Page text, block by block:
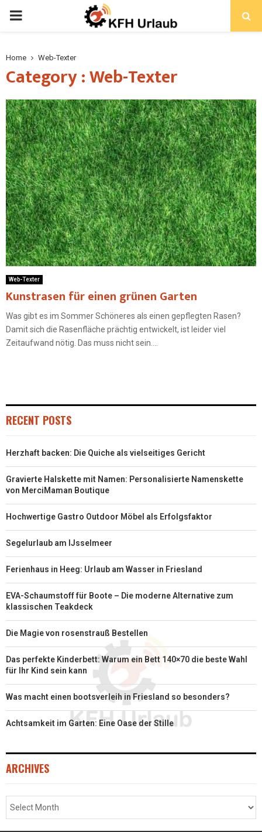
Home Web-Texter
Category : Web-Texter
Web-Texter
Kunstrasen für einen grünen Garten
Was gibt es im Sommer Schöneres als einen gepflegten Rasen?
Damit sich die Rasenfläche prächtig entwickelt, ist leider viel
Zeitaufwand nötig. Das muss nicht sein....
RECENT POSTS
Herzhaft backen: Die Quiche als vielseitiges Gericht
Gravierte Halskette mit Namen: Personalisierte Namenskette
von MerciMaman Boutique
Hochwertige Gastro Outdoor Möbel als Erfolgsfaktor
Segelurlaub am IJsselmeer
Ferienhaus in Heeg: Urlaub am Wasser in Friesland
EVA-Schaumstoff für Boote – Die moderne Alternative zum
klassischen Teakdeck
Die Magie von rosenstrauß Bestellen
Das perfekte Kinderbett: Warum ein Bett 140×70 die beste Wahl
für Ihr Kind sein kann
Was macht einen bootsverleih in Friesland so besonders?
Achtsamkeit im Garten: Eine Oase der Stille
ARCHIVES